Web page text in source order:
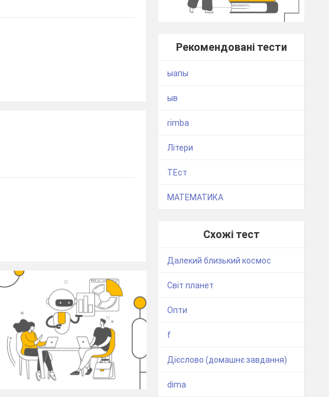
Рекомендовані тести
ыапы
ыв
rimba
Літери
ТЕст
МАТЕМАТИКА
Схожі тест
Далекий близький космос
Світ планет
Опти
f
Дієслово (домашнє завдання)
dima